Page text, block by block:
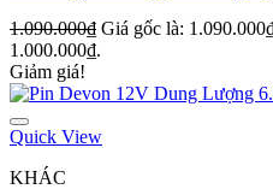
1.090.000₫ Giá gốc là:
1.000.000₫.
Giảm giá!
Quick View
KHÁC